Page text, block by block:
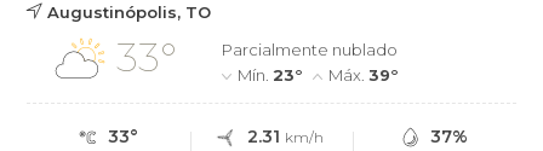
Augustinópolis, TO
33°
Parcialmente nublado
Mín.23° Máx.39°
33° 2.31 km/h 37%